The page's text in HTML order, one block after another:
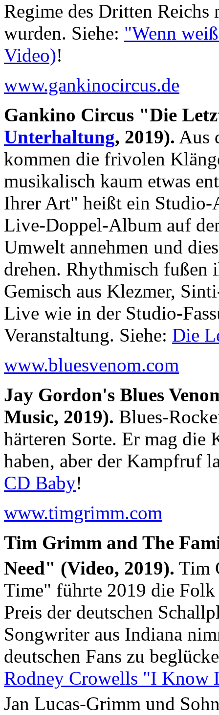
Regime des Dritten
wurden. Siehe: "Wenn
Video)!
www.gankinocircus.de
Gankino Circus "Die
Unterhaltung, 2019). Aus
kommen die frivolen
musikalisch kaum etwas
Ihrer Art" heißt ein Studio-
Live-Doppel-Album auf
Umwelt annehmen und
drehen. Rhythmisch fußen
Gemisch aus Klezmer,
Live wie in der Studio-
Veranstaltung. Siehe: Die
www.bluesvenom.com
Jay Gordon's Blues
Music, 2019). Blues-
härteren Sorte. Er mag die
haben, aber der Kampfruf
CD Baby!
www.timgrimm.com
Tim Grimm and The
Need" (Video, 2019). Tim
Time" führte 2019 die Folk
Preis der deutschen
Songwriter aus Indiana
deutschen Fans zu
Rodney Crowells "I Know
Jan Lucas-Grimm und